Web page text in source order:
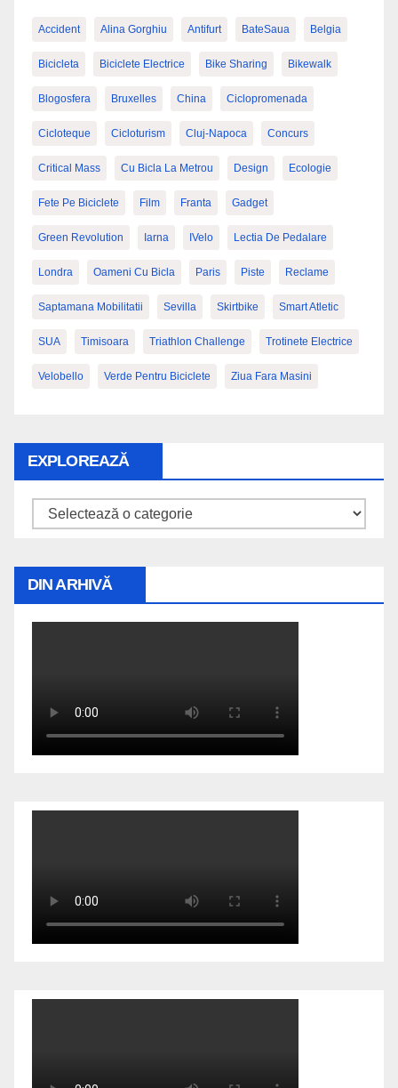
Accident Alina Gorghiu Antifurt BateSaua Belgia
Bicicleta Biciclete Electrice Bike Sharing Bikewalk
Blogosfera Bruxelles China Ciclopromenada
Cicloteque Cicloturism Cluj-Napoca Concurs
Critical Mass Cu Bicla La Metrou Design Ecologie
Fete Pe Biciclete Film Franta Gadget
Green Revolution Iarna IVelo Lectia De Pedalare
Londra Oameni Cu Bicla Paris Piste Reclame
Saptamana Mobilitatii Sevilla Skirtbike Smart Atletic
SUA Timisoara Triathlon Challenge Trotinete Electrice
Velobello Verde Pentru Biciclete Ziua Fara Masini
EXPLOREAZĂ
Explorează
DIN ARHIVĂ